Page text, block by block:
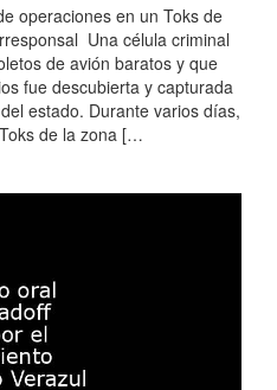
operaciones en un Toks de
Una célula criminal
de avión baratos y que
fue descubierta y capturada
estado. Durante varios días,
de la zona […